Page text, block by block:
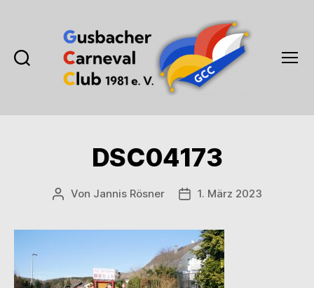
1981
e.V.
DSC04173
Beitragsautor
Von Jannis Rösner Veröffentlichungsdatum
1. März 2023